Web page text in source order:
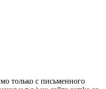
только с письменного